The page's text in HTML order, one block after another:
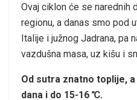
Ovaj ciklon će se narednih
regionu, a danas smo pod
Italije i južnog Jadrana, pa
vazdušna masa, uz kišu i
Od sutra znatno toplije,
dana i do 15-16 ℃.